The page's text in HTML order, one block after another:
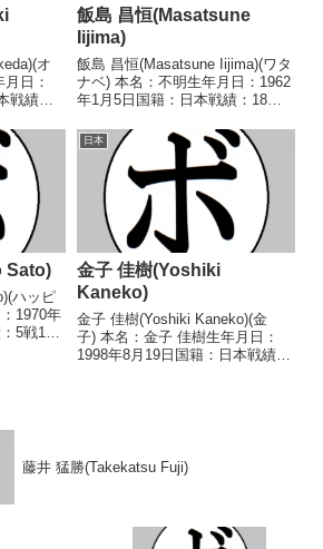
オ
日：
戦績：
ーナメ
勝 【戦
飯島 昌恒(Masatsune
Iijima)
飯島 昌恒(Masatsune Iijima)(ワタ
ナベ) 本名：不明生年月日：1962
年1月5日国籍：日本戦績：18戦7
なし 【戦歴】1984/10/12 ●4R
判定 (採点不明) 島田 克史(菊
地)...
Sato)
ハッピ
1970年
5戦1勝
日本
金子 佳樹(Yoshiki
Kaneko)
金子 佳樹(Yoshiki Kaneko)(金
子) 本名：金子 佳樹生年月日：
1998年8月19日国籍：日本戦績：
藤井 猛勝(Takekatsu Fuji)